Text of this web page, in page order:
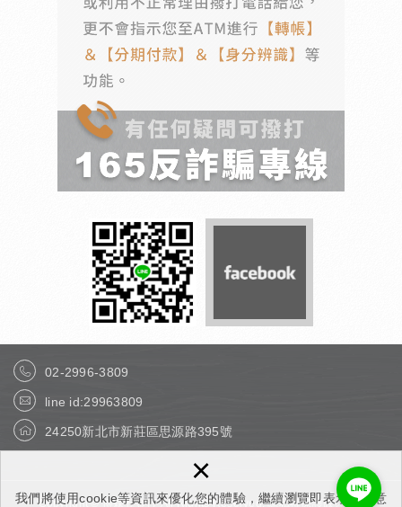
我們將使用cookie等資訊來優化您的體驗，繼續瀏覽即表示您同意
×
02-2996-3809
line id:29963809
24250新北市新莊區思源路395號
Copyright © 博森五金行 All Rights Reserved.隱私權保護政策